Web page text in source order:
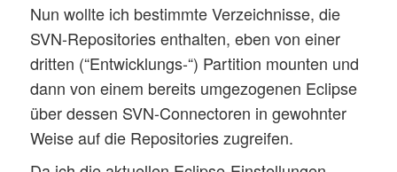
Nun wollte ich bestimmte Verzeichnisse, die
SVN-Repositories enthalten, eben von einer
dritten (“Entwicklungs-“) Partition mounten und
dann von einem bereits umgezogenen Eclipse
über dessen SVN-Connectoren in gewohnter
Weise auf die Repositories zugreifen.